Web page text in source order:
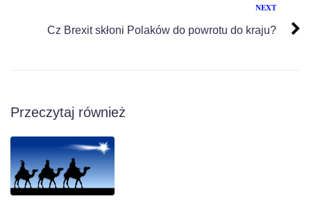
NEXT
Cz Brexit skłoni Polaków do powrotu do kraju?
Przeczytaj również